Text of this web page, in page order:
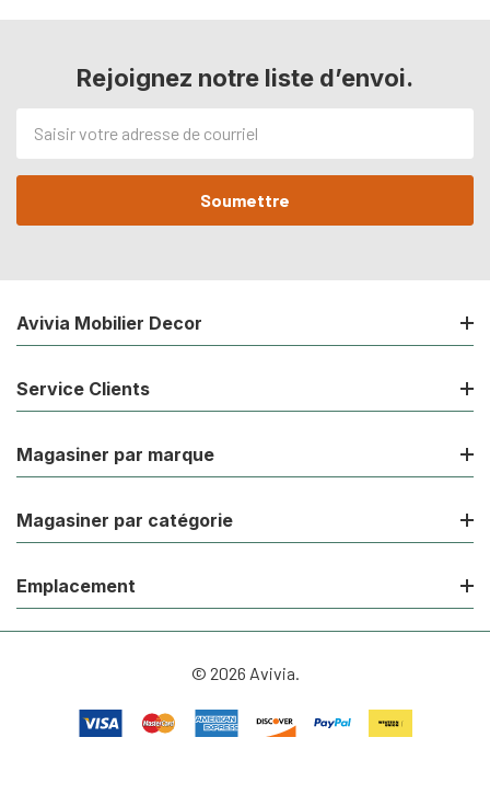
Rejoignez notre liste d’envoi.
de
courriel
Avivia Mobilier Decor
Service Clients
Magasiner par marque
Magasiner par catégorie
Emplacement
© 2026 Avivia.